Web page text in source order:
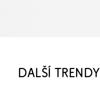
DALŠÍ TRENDY